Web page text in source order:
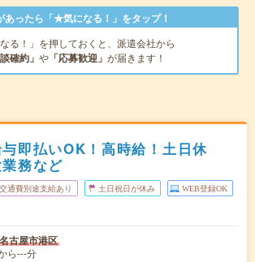
あったら「★気になる！」をタップ！
なる！」を押しておくと、派遣会社から
確約」 や 「応募歓迎」 が届きます！
即払いOK！高時給！土日休
務など
交通費別途支給あり 土日祝日が休み WEB登録OK
名古屋市港区
ら---分